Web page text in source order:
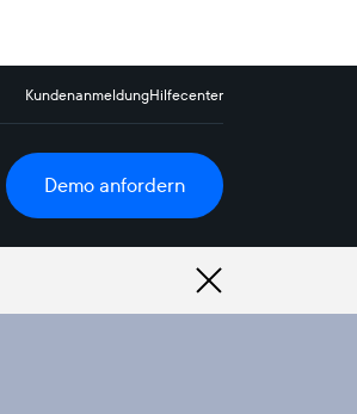
KundenanmeldungHilfecenter
Demo anfordern